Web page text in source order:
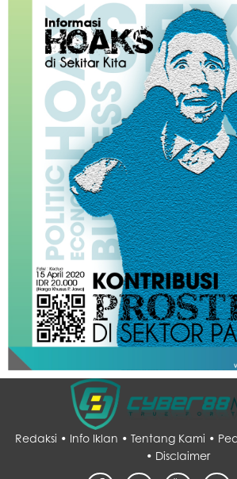
Redaksi • Info Iklan • Tentang Kami •
• Disclaimer